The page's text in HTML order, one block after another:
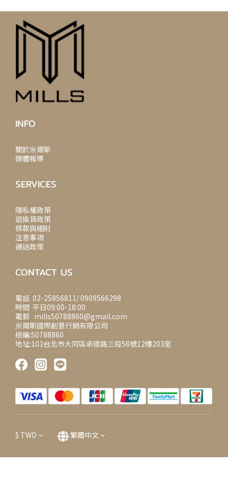
INFO
關於米爾斯
媒體報導
SERVICES
隱私權政策
退換貨政策
條款與細則
注意事項
運送政策
CONTACT US
電話 02-25856811/ 0909566298
時間 平日09:00-18:00
電郵 mills50788860@gmail.com
米爾斯國際創意行銷有限公司
統編:50788860
地址:103台北市大同區承德路三段58號12樓203室
$ TWD 繁體中文